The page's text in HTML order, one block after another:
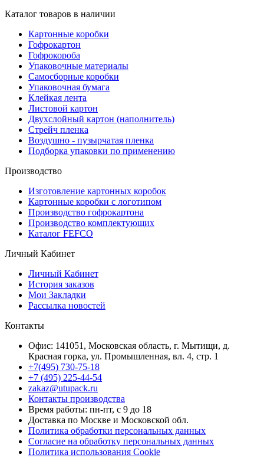
Каталог товаров в наличии
Картонные коробки
Гофрокартон
Гофрокороба
Упаковочные материалы
Самосборные коробки
Упаковочная бумага
Клейкая лента
Листовой картон
Двухслойный картон (наполнитель)
Стрейч пленка
Воздушно - пузырчатая пленка
Подборка упаковки по применению
Производство
Изготовление картонных коробок
Картонные коробки с логотипом
Производство гофрокартона
Производство комплектующих
Каталог FEFCO
Личный Кабинет
Личный Кабинет
История заказов
Мои Закладки
Рассылка новостей
Контакты
Офис: 141051, Московская область, г. Мытищи, д.
Красная горка, ул. Промышленная, вл. 4, стр. 1
+7(495) 730-75-18
+7 (495) 225-44-54
zakaz@utupack.ru
Контакты производства
Время работы: пн-пт, с 9 до 18
Доставка по Москве и Московской обл.
Политика обработки персональных данных
Согласие на обработку персональных данных
Политика использования Cookie